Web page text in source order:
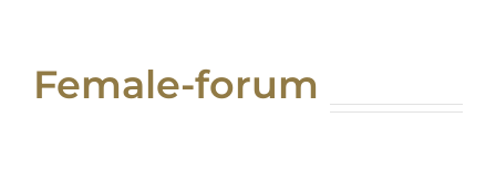
Female-forum